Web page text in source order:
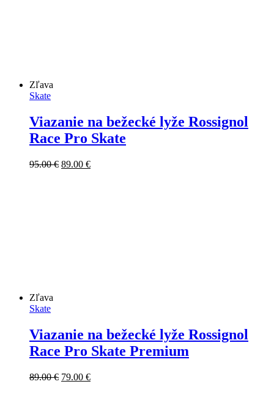
Zľava
Skate
Viazanie na bežecké lyže Rossignol
Race Pro Skate
95.00€ Pôvodná
89.00 €Aktuálna
Zľava
Skate
Viazanie na bežecké lyže Rossignol
Race Pro Skate Premium
89.00€ Pôvodná
79.00 €Aktuálna